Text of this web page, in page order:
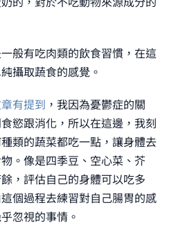
般有吃肉類的飲食習慣，在這
攝取蔬食的感覺。
有提到 ，我因為憂鬱症的關
慾跟消化，所以在這邊，我刻
類的蔬菜都吃一點，讓身體去
。像是四季豆、空心菜、芥
，評估自己的身體可以吃多
個過程去練習對自己腸胃的感
忽視的事情。